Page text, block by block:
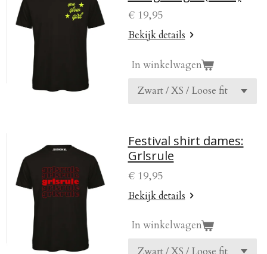
€ 19,95
Bekijk details
In winkelwagen
Festival shirt dames:
Grlsrule
€ 19,95
Bekijk details
In winkelwagen